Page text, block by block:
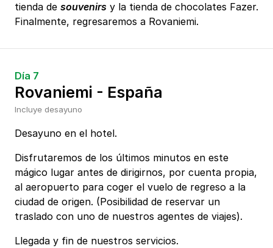
tienda de souvenirs y la tienda de chocolates Fazer.
Finalmente, regresaremos a Rovaniemi.
Día 7
Rovaniemi - España
Incluye desayuno
Desayuno en el hotel.
Disfrutaremos de los últimos minutos en este
mágico lugar antes de dirigirnos, por cuenta propia,
al aeropuerto para coger el vuelo de regreso a la
ciudad de origen. (Posibilidad de reservar un
traslado con uno de nuestros agentes de viajes).
Llegada y fin de nuestros servicios.